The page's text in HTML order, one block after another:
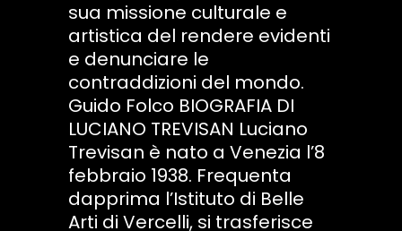
sua missione culturale e
artistica del rendere evidenti
e denunciare le
contraddizioni del mondo.
Guido Folco BIOGRAFIA DI
LUCIANO TREVISAN Luciano
Trevisan è nato a Venezia l’8
febbraio 1938. Frequenta
dapprima l’Istituto di Belle
Arti di Vercelli, si trasferisce